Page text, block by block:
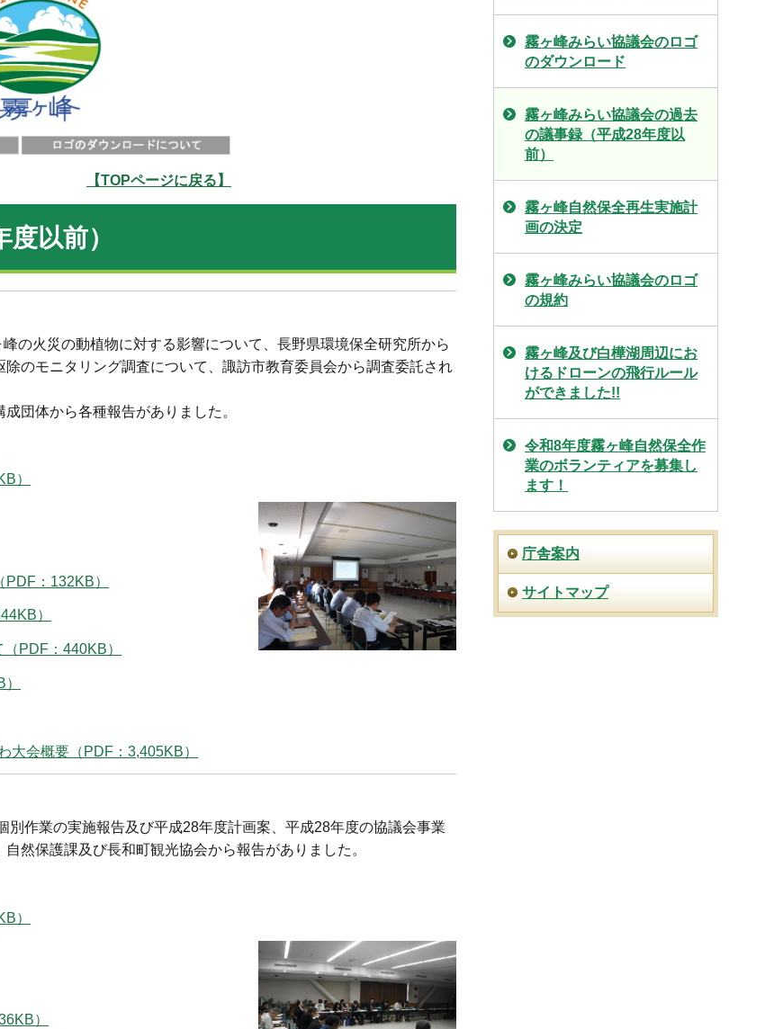
【TOPページに戻る】
以前）
の火災の動植物に対する影響について、長野県環境保全研究所から
のモニタリング調査について、諏訪市教育委員会から調査委託され
団体から各種報告がありました。
）
：132KB）
）
PDF：440KB）
大会概要（PDF：3,405KB）
作業の実施報告及び平成28年度計画案、平成28年度の協議会事業
然保護課及び長和町観光協会から報告がありました。
）
）
霧ヶ峰みらい協議会のロゴ
のダウンロード
霧ヶ峰みらい協議会の過去
の議事録（平成28年度以
前）
霧ヶ峰自然保全再生実施計
画の決定
霧ヶ峰みらい協議会のロゴ
の規約
霧ヶ峰及び白樺湖周辺にお
けるドローンの飛行ルール
ができました!!
令和8年度霧ヶ峰自然保全作
業のボランティアを募集し
ます！
庁舎案内
サイトマップ